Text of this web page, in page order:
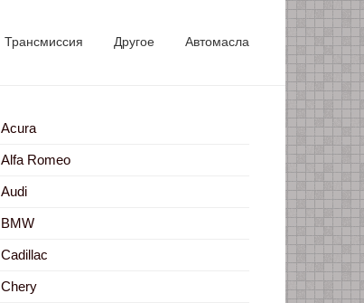
Трансмиссия Другое Автомасла
Acura
Alfa Romeo
Audi
BMW
Cadillac
Chery